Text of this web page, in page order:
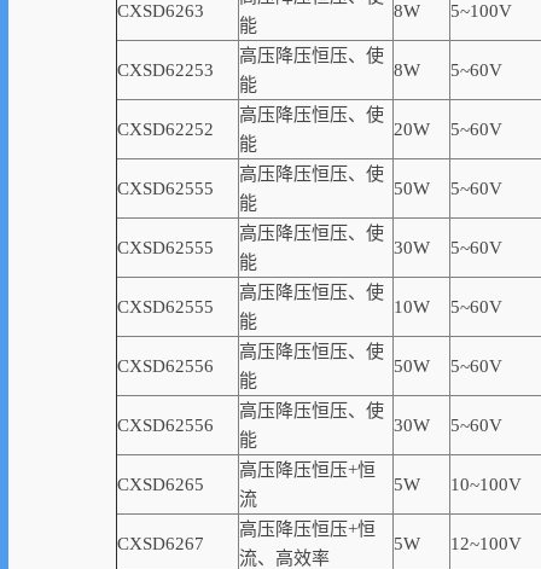
CXSD6263
能
8W 5~100V
CXSD62253
高压降压恒压、使
能
8W 5~60V
CXSD62252
高压降压恒压、使
能
20W 5~60V
CXSD62555
高压降压恒压、使
能
50W 5~60V
CXSD62555
高压降压恒压、使
能
30W 5~60V
CXSD62555
高压降压恒压、使
能
10W 5~60V
CXSD62556
高压降压恒压、使
能
50W 5~60V
CXSD62556
高压降压恒压、使
能
30W 5~60V
CXSD6265
高压降压恒压+恒
流
5W 10~100V
CXSD6267
高压降压恒压+恒
流、高效率
5W 12~100V